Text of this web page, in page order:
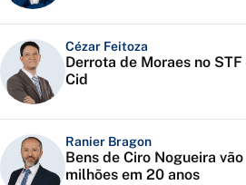
Cézar Feitoza
Derrota de Moraes no
Cid
Ranier Bragon
Bens de Ciro Nogueira
milhões em 20 anos